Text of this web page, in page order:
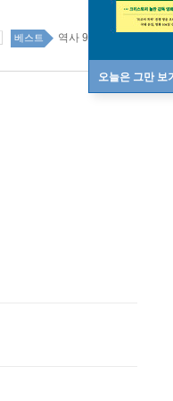
오늘은 그만 보
베스트 역사 93위